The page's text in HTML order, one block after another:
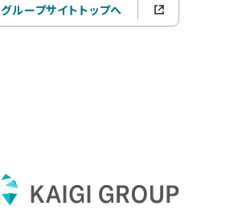
グループサイトトップへ